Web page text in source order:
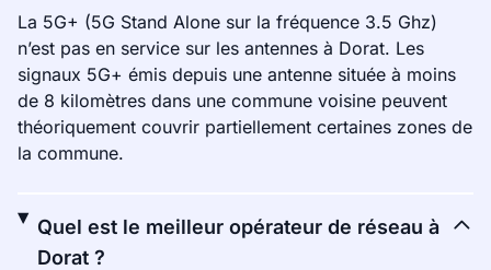
La 5G+ (5G Stand Alone sur la fréquence 3.5 Ghz)
n’est pas en service sur les antennes à Dorat. Les
signaux 5G+ émis depuis une antenne située à moins
de 8 kilomètres dans une commune voisine peuvent
théoriquement couvrir partiellement certaines zones de
la commune.
Quel est le meilleur opérateur de réseau à
Dorat ?